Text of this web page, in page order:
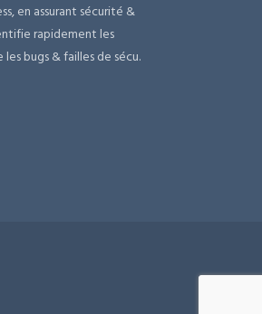
en assurant sécurité &
rapidement les
bugs & failles de sécu.